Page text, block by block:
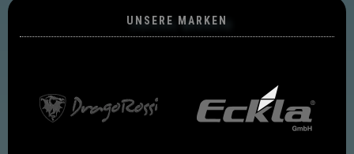
UNSERE MARKEN